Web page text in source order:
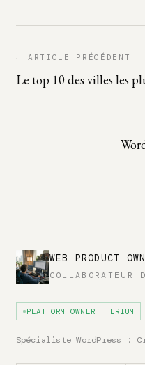
← ARTICLE PRÉCÉDENT
Le top 10 des villes les
WEB PRODUCT
COLLABORATEUR
PLATFORM OWNER - ERIUM
Spécialiste WordPress :